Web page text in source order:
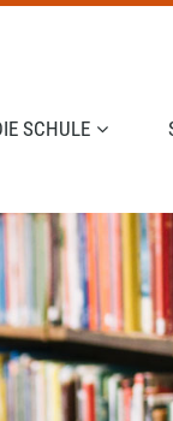
SCHULE